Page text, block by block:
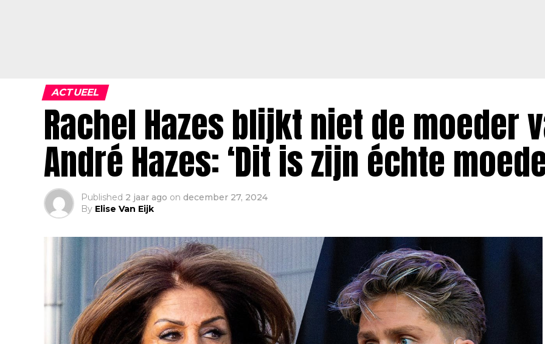
ACTUEEL
Rachel Hazes blijkt niet de moeder
André Hazes: ‘Dit is zijn échte
Published 2 jaar ago on december 27, 2024
By Elise Van Eijk